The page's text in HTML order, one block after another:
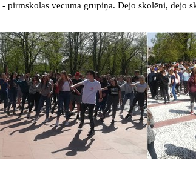
pirmskolas vecuma grupiņa. Dejo skolēni, dejo